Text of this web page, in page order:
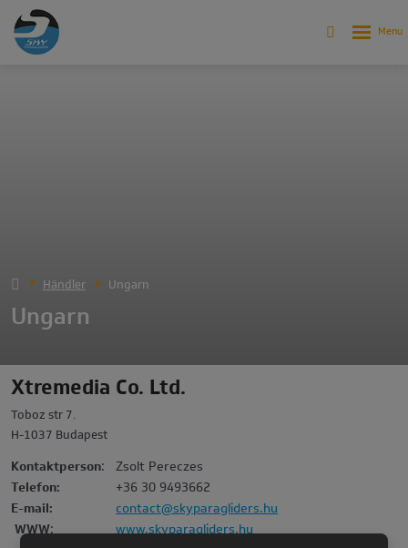
Händler Ungarn
Ungarn
Xtremedia Co. Ltd.
Toboz str 7.
H-1037 Budapest
Kontaktperson:
Zsolt Pereczes
Telefon:
+36 30 9493662
E-mail:
contact@skyparagliders.hu
WWW: www.skyparagliders.hu